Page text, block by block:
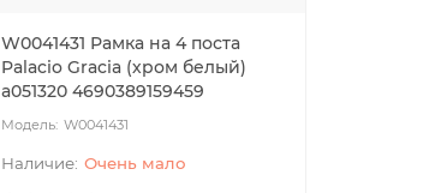
W0041431 Рамка на 4 поста
Palacio Gracia (хром белый)
a051320 4690389159459
W0041431
Очень мало